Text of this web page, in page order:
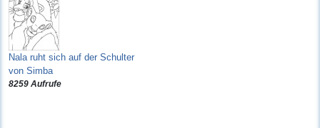
Nala ruht sich auf der Schulter
von Simba
8259 Aufrufe